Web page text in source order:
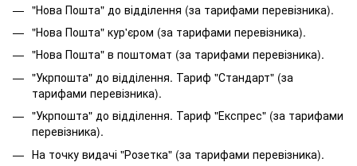
"Нова Пошта" до відділення (за тарифами перевізника).
"Нова Пошта" кур'єром (за тарифами перевізника).
"Нова Пошта" в поштомат (за тарифами перевізника).
"Укрпошта" до відділення. Тариф "Стандарт" (за
тарифами перевізника).
"Укрпошта" до відділення. Тариф "Експрес" (за тарифами
перевізника).
На точку видачі "Розетка" (за тарифами перевізника).